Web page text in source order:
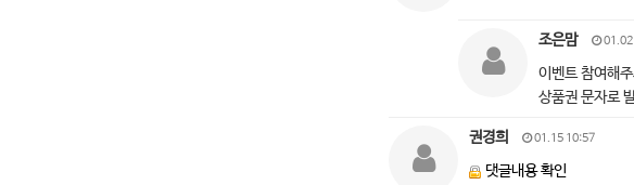
조은맘 01.02
이벤트 참여해
상품권 문자로
권경희 01.15 10:57
댓글내용 확인